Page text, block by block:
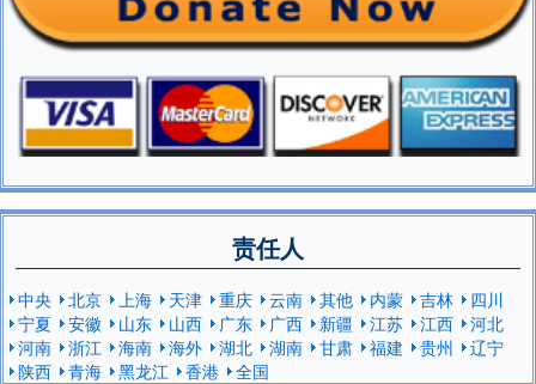
责任人
中央 北京 上海 天津 重庆 云南 其他 内蒙 吉林
四川
宁夏
安徽 山东 山西 广东 广西 新疆 江苏 江西
河北
河南
浙江 海南 海外 湖北 湖南 甘肃 福建 贵州
辽宁
陕西
青海 黑龙江 香港 全国